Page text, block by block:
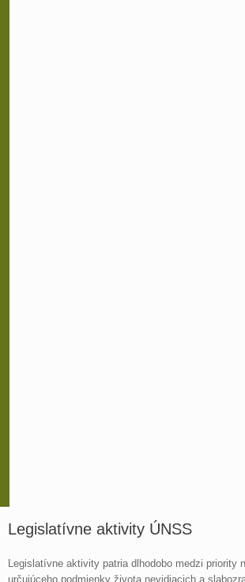
Legislatívne aktivity ÚNSS
Legislatívne aktivity patria dlhodobo medzi
určujúceho podmienky života nevidiacich a